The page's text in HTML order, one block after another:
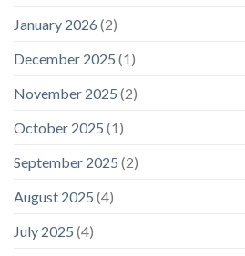
January 2026 (2)
December 2025 (1)
November 2025 (2)
October 2025 (1)
September 2025 (2)
August 2025 (4)
July 2025 (4)